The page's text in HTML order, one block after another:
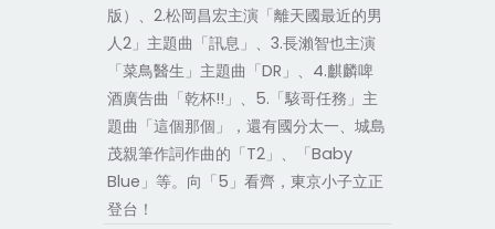
版）、2.松岡昌宏主演「離天國最近的男
人2」主題曲「訊息」、3.長瀨智也主演
「菜鳥醫生」主題曲「DR」、4.麒麟啤
酒廣告曲「乾杯!!」、5.「駭哥任務」主
題曲「這個那個」，還有國分太一、城島
茂親筆作詞作曲的「T2」、「Baby
Blue」等。向「5」看齊，東京小子立正
登台！